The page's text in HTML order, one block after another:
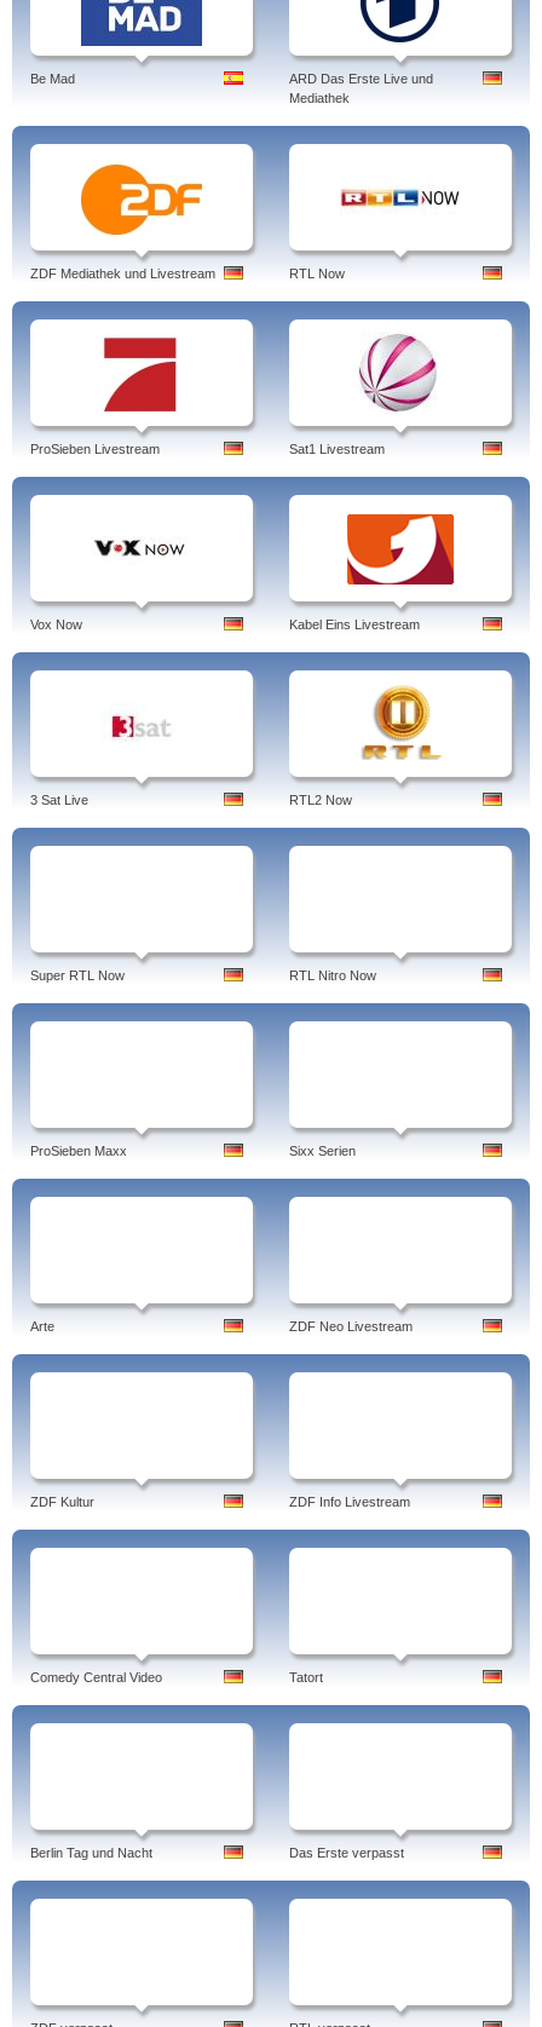
Be Mad
ARD Das Erste Live und
Mediathek
ZDF Mediathek und Livestream RTL Now
ProSieben Livestream Sat1 Livestream
Vox Now Kabel Eins Livestream
3 Sat Live RTL2 Now
Super RTL Now RTL Nitro Now
ProSieben Maxx Sixx Serien
Arte ZDF Neo Livestream
ZDF Kultur ZDF Info Livestream
Comedy Central Video Tatort
Berlin Tag und Nacht Das Erste verpasst